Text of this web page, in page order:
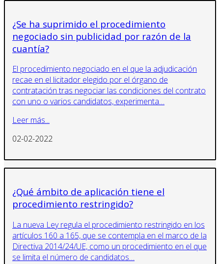
¿Se ha suprimido el procedimiento
negociado sin publicidad por razón de la
cuantía?
El procedimiento negociado en el que la adjudicación
recae en el licitador elegido por el órgano de
contratación tras negociar las condiciones del contrato
con uno o varios candidatos, experimenta…
Leer más...
02-02-2022
¿Qué ámbito de aplicación tiene el
procedimiento restringido?
La nueva Ley regula el procedimiento restringido en los
artículos 160 a 165, que se contempla en el marco de la
Directiva 2014/24/UE, como un procedimiento en el que
se limita el número de candidatos…